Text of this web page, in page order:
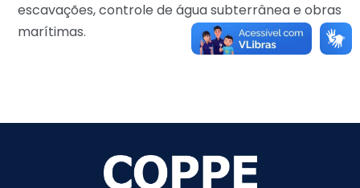
escavações, controle de água subterrânea e obras
marítimas.